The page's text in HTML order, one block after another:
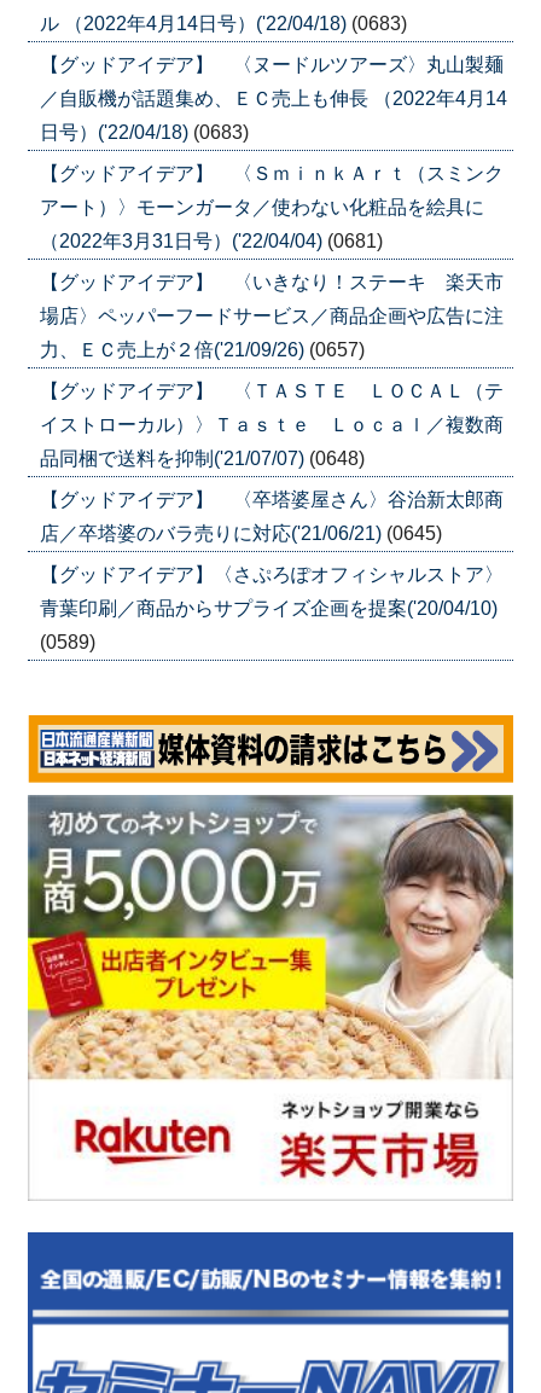
ル （2022年4月14日号）('22/04/18) (0683)
【グッドアイデア】 〈ヌードルツアーズ〉丸山製麺
／自販機が話題集め、ＥＣ売上も伸長 （2022年4月14
日号）('22/04/18) (0683)
【グッドアイデア】 〈ＳｍｉｎｋＡｒｔ（スミンク
アート）〉モーンガータ／使わない化粧品を絵具に
（2022年3月31日号）('22/04/04) (0681)
【グッドアイデア】 〈いきなり！ステーキ 楽天市
場店〉ペッパーフードサービス／商品企画や広告に注
力、ＥＣ売上が２倍('21/09/26) (0657)
【グッドアイデア】 〈ＴＡＳＴＥ ＬＯＣＡＬ（テ
イストローカル）〉Ｔａｓｔｅ Ｌｏｃａｌ／複数商
品同梱で送料を抑制('21/07/07) (0648)
【グッドアイデア】 〈卒塔婆屋さん〉谷治新太郎商
店／卒塔婆のバラ売りに対応('21/06/21) (0645)
【グッドアイデア】〈さぷろぽオフィシャルストア〉
青葉印刷／商品からサプライズ企画を提案('20/04/10)
(0589)